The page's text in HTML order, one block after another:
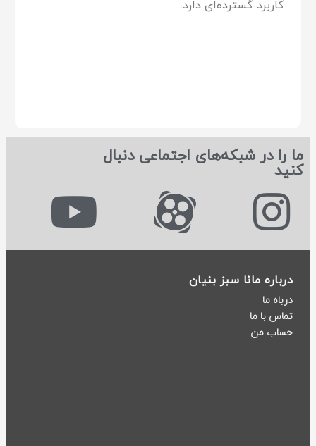
کاربرد گسترده‌ای دارد.
ما را در شبکه‌های اجتماعی دنبال
کنید
درباره مانا سبز بنیان
درباه ما
تماس با ما
حساب من